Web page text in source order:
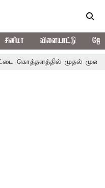
சினிமா விளையாட்டு
முதல் முறையாக